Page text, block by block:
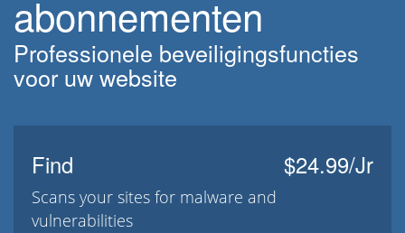
abonnementen
Professionele beveiligingsfuncties
voor uw website
Find $24.99/Jr
Scans your sites for malware and
vulnerabilities